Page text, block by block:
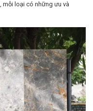
mỗi loại có những ưu và